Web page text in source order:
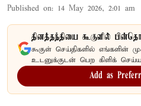
Published on: 14 May 2026, 2:01 am
தினத்தந்தியை கூகுளில்
கூகுள் செய்திகளில் எங்களின்
உடனுக்குடன் பெற கிளிக்
Add as